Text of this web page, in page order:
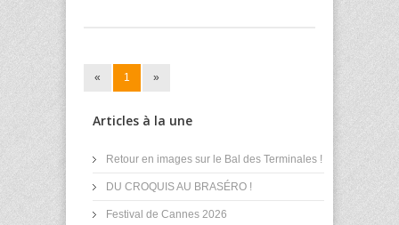
« 1 »
Articles à la une
Retour en images sur le Bal des Terminales !
DU CROQUIS AU BRASÉRO !
Festival de Cannes 2026